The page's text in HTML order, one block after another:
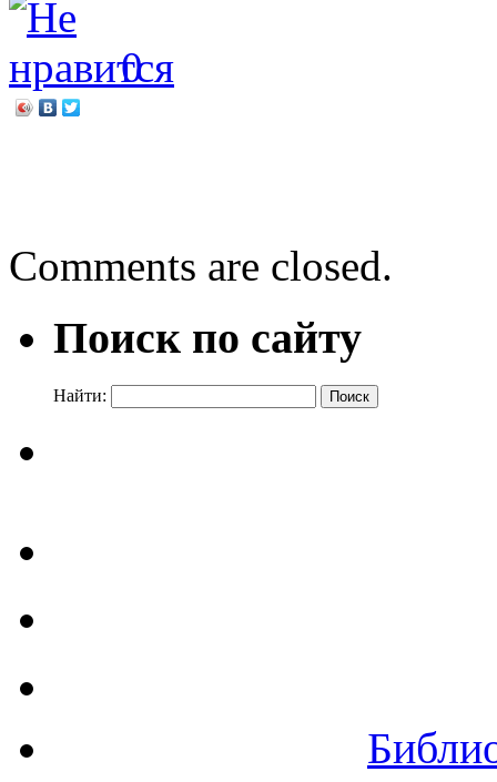
0
Comments are closed.
Поиск по сайту
Найти: